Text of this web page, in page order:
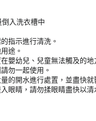
入洗衣槽中
指示進行清洗。
途。
嬰幼兒、兒童無法觸及的地
勿一起使用。
的開水進行處置，並盡快就
眼睛，請勿揉眼睛盡快以清